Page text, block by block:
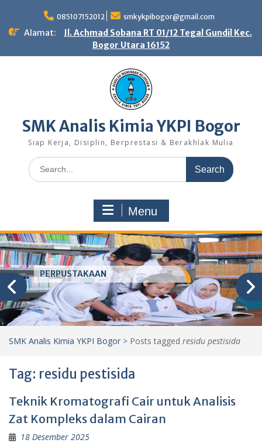
content
085107152012 smkykpibogor@gmail.com
Alamat:
Jl. Achmad Sobana RT 01/12 Tegal Gundil Kec.
Bogor Utara 16152
SMK Analis Kimia YKPI Bogor
Siap Kerja, Disiplin, Berprestasi & Berakhlak Mulia
Search
for:
Menu
PERPUSTAKAAN
SMK Analis Kimia YKPI Bogor > Posts tagged residu pestisida
Tag: residu pestisida
Teknik Kromatografi Cair untuk Analisis
Zat Kompleks dalam Cairan
18 Desember 2025